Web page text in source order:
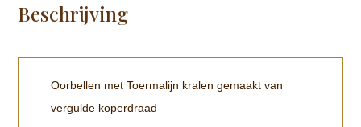
Beschrijving
Oorbellen met Toermalijn kralen gemaakt van
vergulde koperdraad